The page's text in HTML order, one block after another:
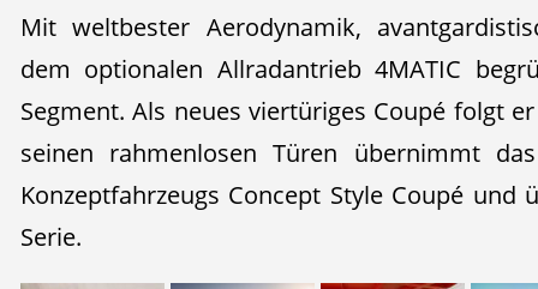
Mit weltbester Aerodynamik,
dem optionalen Allradantrieb 4MATIC
Segment. Als neues viertüriges Coupé folgt
seinen rahmenlosen Türen übernimmt
Konzeptfahrzeugs Concept Style Coupé
Serie.